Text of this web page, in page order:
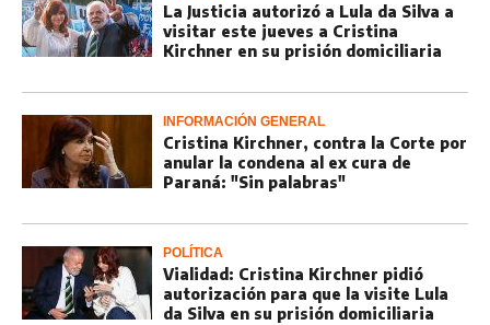
La Justicia autorizó a Lula da Silva a
visitar este jueves a Cristina
Kirchner en su prisión domiciliaria
INFORMACIÓN GENERAL
Cristina Kirchner, contra la Corte por
anular la condena al ex cura de
Paraná: "Sin palabras"
POLÍTICA
Vialidad: Cristina Kirchner pidió
autorización para que la visite Lula
da Silva en su prisión domiciliaria